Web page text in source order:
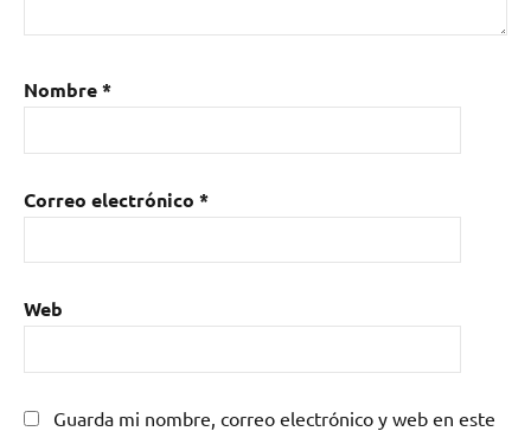
Nombre*
Correo electrónico *
Web
Guarda mi nombre, correo electrónico y web en este